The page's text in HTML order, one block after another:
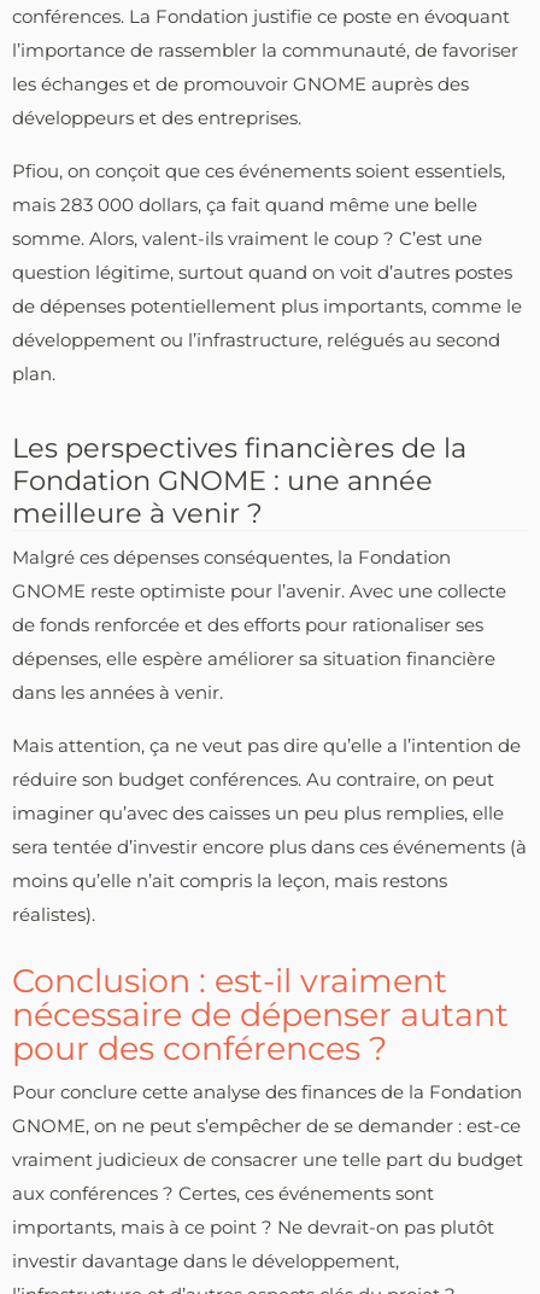
conférences. La Fondation justifie ce poste en évoquant
l’importance de rassembler la communauté, de favoriser
les échanges et de promouvoir GNOME auprès des
développeurs et des entreprises.
Pfiou, on conçoit que ces événements soient essentiels,
mais 283 000 dollars, ça fait quand même une belle
somme. Alors, valent-ils vraiment le coup ? C’est une
question légitime, surtout quand on voit d’autres postes
de dépenses potentiellement plus importants, comme le
développement ou l’infrastructure, relégués au second
plan.
Les perspectives financières de la
Fondation GNOME : une année
meilleure à venir ?
Malgré ces dépenses conséquentes, la Fondation
GNOME reste optimiste pour l’avenir. Avec une collecte
de fonds renforcée et des efforts pour rationaliser ses
dépenses, elle espère améliorer sa situation financière
dans les années à venir.
Mais attention, ça ne veut pas dire qu’elle a l’intention de
réduire son budget conférences. Au contraire, on peut
imaginer qu’avec des caisses un peu plus remplies, elle
sera tentée d’investir encore plus dans ces événements (à
moins qu’elle n’ait compris la leçon, mais restons
réalistes).
Conclusion : est-il vraiment
nécessaire de dépenser autant
pour des conférences ?
Pour conclure cette analyse des finances de la Fondation
GNOME, on ne peut s’empêcher de se demander : est-ce
vraiment judicieux de consacrer une telle part du budget
aux conférences ? Certes, ces événements sont
importants, mais à ce point ? Ne devrait-on pas plutôt
investir davantage dans le développement,